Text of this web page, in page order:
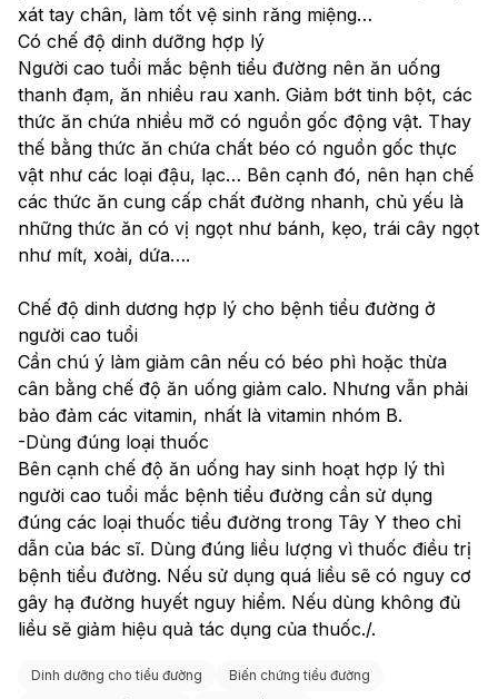
xát tay chân, làm tốt vệ sinh răng miệng…
Có chế độ dinh dưỡng hợp lý
Người cao tuổi mắc bệnh tiểu đường nên ăn uống
thanh đạm, ăn nhiều rau xanh. Giảm bớt tinh bột, các
thức ăn chứa nhiều mỡ có nguồn gốc động vật. Thay
thế bằng thức ăn chứa chất béo có nguồn gốc thực
vật như các loại đậu, lạc… Bên cạnh đó, nên hạn chế
các thức ăn cung cấp chất đường nhanh, chủ yếu là
những thức ăn có vị ngọt như bánh, kẹo, trái cây ngọt
như mít, xoài, dứa….
Chế độ dinh dương hợp lý cho bệnh tiểu đường ở
người cao tuổi
Cần chú ý làm giảm cân nếu có béo phì hoặc thừa
cân bằng chế độ ăn uống giảm calo. Nhưng vẫn phải
bảo đảm các vitamin, nhất là vitamin nhóm B.
-Dùng đúng loại thuốc
Bên cạnh chế độ ăn uống hay sinh hoạt hợp lý thì
người cao tuổi mắc bệnh tiểu đường cần sử dụng
đúng các loại thuốc tiểu đường trong Tây Y theo chỉ
dẫn của bác sĩ. Dùng đúng liều lượng vì thuốc điều trị
bệnh tiểu đường. Nếu sử dụng quá liều sẽ có nguy cơ
gây hạ đường huyết nguy hiểm. Nếu dùng không đủ
liều sẽ giảm hiệu quả tác dụng của thuốc./.
Dinh dưỡng cho tiểu đường
Biến chứng tiểu đường